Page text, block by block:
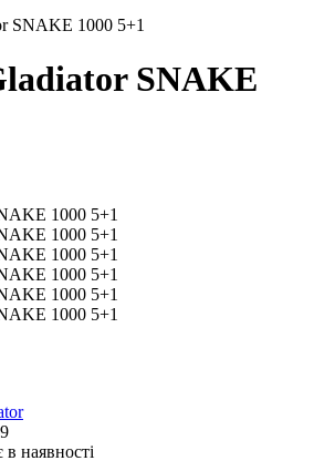
SNAKE 1000 5+1
SNAKE
наявності